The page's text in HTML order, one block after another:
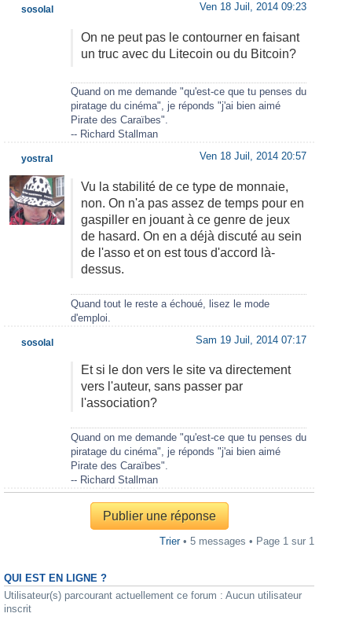
Ven 18 Juil, 2014 09:23
On ne peut pas le contourner en faisant
un truc avec du Litecoin ou du Bitcoin?
Quand on me demande "qu'est-ce que tu penses du
piratage du cinéma", je réponds "j'ai bien aimé
Pirate des Caraïbes".
-- Richard Stallman
sosolal
Ven 18 Juil, 2014 20:57
Vu la stabilité de ce type de monnaie,
non. On n'a pas assez de temps pour en
gaspiller en jouant à ce genre de jeux
de hasard. On en a déjà discuté au sein
de l'asso et on est tous d'accord là-
dessus.
Quand tout le reste a échoué, lisez le mode
d'emploi.
yostral
Sam 19 Juil, 2014 07:17
Et si le don vers le site va directement
vers l'auteur, sans passer par
l'association?
Quand on me demande "qu'est-ce que tu penses du
piratage du cinéma", je réponds "j'ai bien aimé
Pirate des Caraïbes".
-- Richard Stallman
sosolal
Publier une réponse
Trier• 5 messages • Page 1 sur 1
QUI EST EN LIGNE ?
Utilisateur(s) parcourant actuellement ce forum : Aucun utilisateur
inscrit